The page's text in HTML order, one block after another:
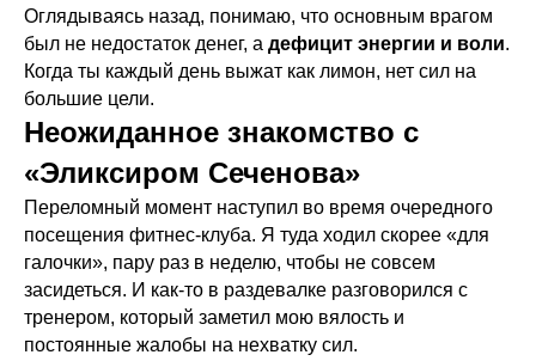
Оглядываясь назад, понимаю, что основным врагом
был не недостаток денег, а дефицит энергии и воли.
Когда ты каждый день выжат как лимон, нет сил на
большие цели.
Неожиданное знакомство с
«Эликсиром Сеченова»
Переломный момент наступил во время очередного
посещения фитнес-клуба. Я туда ходил скорее «для
галочки», пару раз в неделю, чтобы не совсем
засидеться. И как-то в раздевалке разговорился с
тренером, который заметил мою вялость и
постоянные жалобы на нехватку сил.